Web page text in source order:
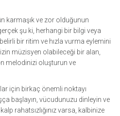
karmaşık ve zor olduğunun
şu ki, herhangi bir bilgi veya
bir ritim ve hızla vurma eylemini
müzisyen olabileceği bir alan,
melodinizi oluşturun ve
için birkaç önemli noktayı
başlayın, vücudunuzu dinleyin ve
rahatsızlığınız varsa, kalbinize